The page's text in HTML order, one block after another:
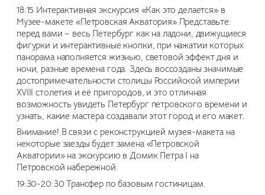
18:15 Интерактивная экскурсия «Как это делается» в
Музее-макете «Петровская Акватория».Представьте:
перед вами – весь Петербург как на ладони, движущиеся
фигурки и интерактивные кнопки, при нажатии которых
панорама наполняется жизнью, световой эффект дня и
ночи, разные времена года. Здесь воссозданы значимые
достопримечательности столицы Российской империи
XVIII столетия и её пригородов, и это отличная
возможность увидеть Петербург петровского времени и
узнать, какие мастера создавали этот город и его макет.
Внимание! В связи с реконструкцией музея-макета на
некоторые заезды будет замена «Петровской
Акватории» на экскурсию в Домик Петра I на
Петровской набережной.
19:30-20:30 Трансфер по базовым гостиницам.